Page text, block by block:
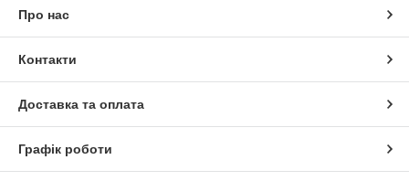
Про нас
Контакти
Доставка та оплата
Графік роботи